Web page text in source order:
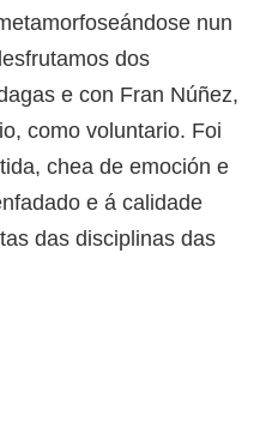
nun
dos
e con Fran Núñez,
como voluntario. Foi
chea de emoción e
e á calidade
das disciplinas das